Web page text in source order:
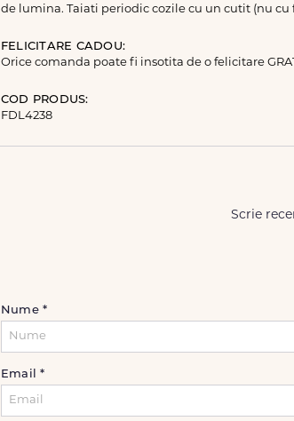
de lumina. Taiati periodic cozile cu un cutit (nu cu
FELICITARE CADOU:
Orice comanda poate fi insotita de o felicitare
COD PRODUS:
FDL4238
Scrie
Nume*
Email*